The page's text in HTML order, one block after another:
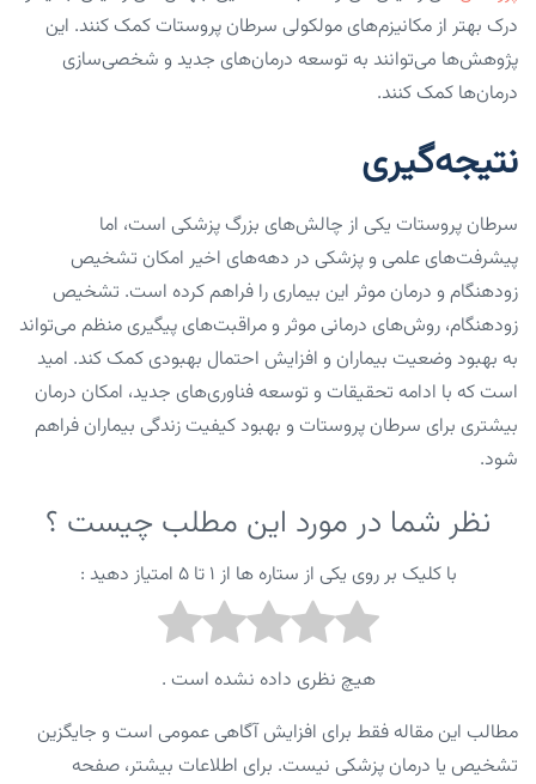
درک بهتر از مکانیزم‌های مولکولی سرطان پروستات کمک کنند. این
پژوهش‌ها می‌توانند به توسعه درمان‌های جدید و شخصی‌سازی
درمان‌ها کمک کنند.
نتیجه‌گیری
سرطان پروستات یکی از چالش‌های بزرگ پزشکی است، اما
پیشرفت‌های علمی و پزشکی در دهه‌های اخیر امکان تشخیص
زودهنگام و درمان موثر این بیماری را فراهم کرده است. تشخیص
زودهنگام، روش‌های درمانی موثر و مراقبت‌های پیگیری منظم می‌تواند
به بهبود وضعیت بیماران و افزایش احتمال بهبودی کمک کند. امید
است که با ادامه تحقیقات و توسعه فناوری‌های جدید، امکان درمان
بیشتری برای سرطان پروستات و بهبود کیفیت زندگی بیماران فراهم
شود.
نظر شما در مورد این مطلب چیست ؟
با کلیک بر روی یکی از ستاره ها از ۱ تا ۵ امتیاز دهید :
هیچ نظری داده نشده است .
مطالب این مقاله فقط برای افزایش آگاهی عمومی است و جایگزین
تشخیص یا درمان پزشکی نیست. برای اطلاعات بیشتر، صفحه